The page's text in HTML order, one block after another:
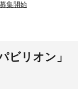
集開始
ビリオン」